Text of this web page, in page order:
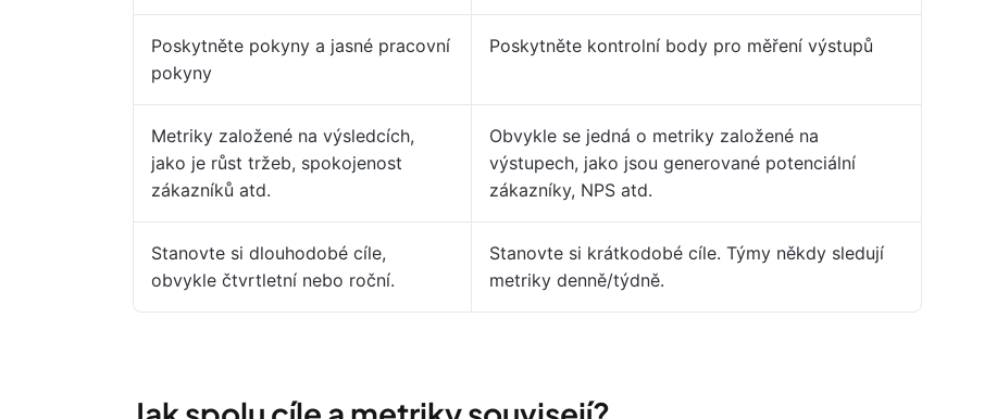
Poskytněte pokyny a jasné pracovní
pokyny
Poskytněte kontrolní body pro měření výstupů
Metriky založené na výsledcích,
jako je růst tržeb, spokojenost
zákazníků atd.
Obvykle se jedná o metriky založené na
výstupech, jako jsou generované potenciální
zákazníky, NPS atd.
Stanovte si dlouhodobé cíle,
obvykle čtvrtletní nebo roční.
Stanovte si krátkodobé cíle. Týmy někdy sledují
metriky denně/týdně.